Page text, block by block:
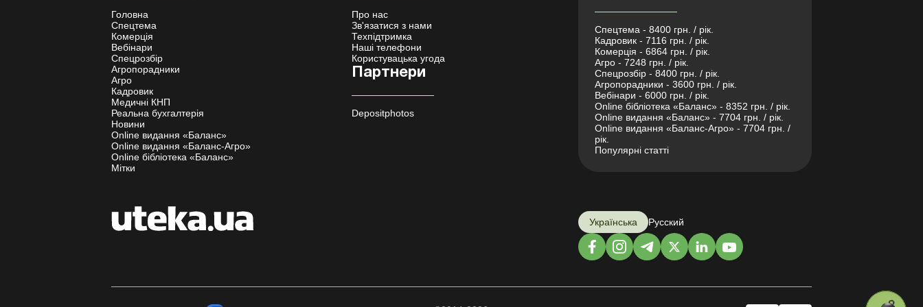
Головна
Спецтема
Комерція
Вебінари
Спецрозбір
Агропорадники
Агро
Кадровик
Медичні КНП
Реальна бухгалтерія
Новини
Online видання «Баланс»
Online видання «Баланс-Агро»
Online бібліотека «Баланс»
Мітки
Про нас
Зв'язатися з нами
Техпідтримка
Наші телефони
Користувацька угода
Партнери
Depositphotos
Спецтема - 8400 грн. / рік.
Кадровик - 7116 грн. / рік.
Комерція - 6864 грн. / рік.
Агро - 7248 грн. / рік.
Спецрозбір - 8400 грн. / рік.
Агропорадники - 3600 грн. / рік.
Вебінари - 6000 грн. / рік.
Online бібліотека «Баланс» - 8352 грн. / рік.
Online видання «Баланс» - 7704 грн. / рік.
Online видання «Баланс-Агро» - 7704 грн. /
рік.
Популярні статті
Українська Русский